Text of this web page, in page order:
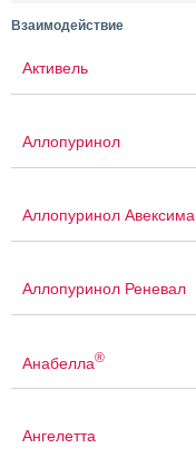
Взаимодействие
Активель
Аллопуринол
Аллопуринол Авексима
Аллопуринол Реневал
Анабелла®
Ангелетта